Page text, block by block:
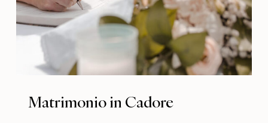
Matrimonio in Cadore